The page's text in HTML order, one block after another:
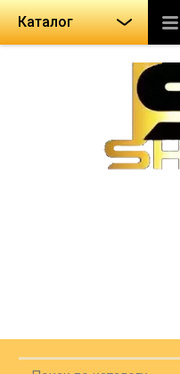
Каталог